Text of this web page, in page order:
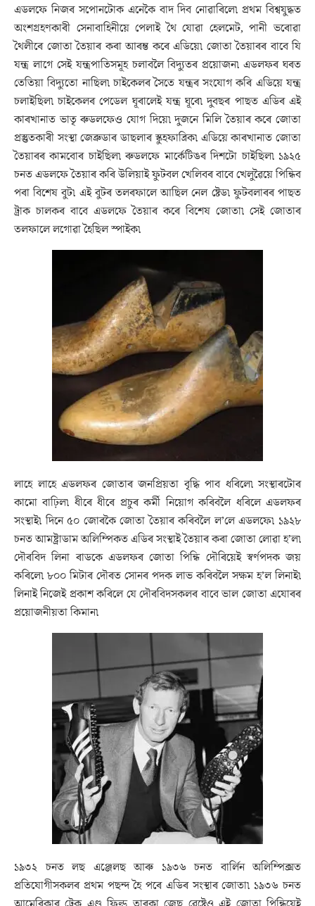
এডলফে নিজৰ সপোনটোক এনেকৈ বাদ দিব নোৱাৰিলে৷ প্রথম বিশ্বযুদ্ধত
অংশগ্ৰহণকাৰী সেনাবাহিনীয়ে পেলাই থৈ যোৱা হেলমেট, পানী ভৰোৱা
থৈলীৰে জোতা তৈয়াৰ কৰা আৰম্ভ কৰে এডিয়ে৷ জোতা তৈয়াৰৰ বাবে যি
যন্ত্ৰ লাগে সেই যন্ত্ৰপাতিসমূহ চলাবলৈ বিদ্যুতৰ প্ৰয়োজন৷ এডলফৰ ঘৰত
তেতিয়া বিদ্যুতো নাছিল৷ চাইকেলৰ সৈতে যন্ত্ৰৰ সংযোগ কৰি এডিয়ে যন্ত্ৰ
চলাইছিল৷ চাইকেলৰ পেডেল ঘূৰালেই যন্ত্ৰ ঘূৰে৷ দুবছৰ পাছত এডিৰ এই
কাৰখানাত ভাতৃ ৰুডলফেও যোগ দিয়ে৷ দুজনে মিলি তৈয়াৰ কৰে জোতা
প্ৰস্তুতকাৰী সংস্থা জেব্ৰুডাৰ ডাছলাৰ স্কুহফাব্ৰিক৷ এডিয়ে কাৰখানাত জোতা
তৈয়াৰৰ কামবোৰ চাইছিল৷ ৰুডলফে মাৰ্কেটিঙৰ দিশটো চাইছিল৷ ১৯২৫
চনত এডলফে তৈয়াৰ কৰি উলিয়াই ফুটবল খেলিবৰ বাবে খেলুৱৈয়ে পিন্ধিব
পৰা বিশেষ বুট৷ এই বুটৰ তলৰফালে আছিল নেল ষ্টেড৷ ফুটবলাৰৰ পাছত
ট্ৰাক চালকৰ বাবে এডলফে তৈয়াৰ কৰে বিশেষ জোতা৷ সেই জোতাৰ
তলফালে লগোৱা হৈছিল স্পাইক৷
লাহে লাহে এডলফৰ জোতাৰ জনপ্ৰিয়তা বৃদ্ধি পাব ধৰিলে৷ সংস্থাৰটোৰ
কামো বাঢ়িল৷ ধীৰে ধীৰে প্ৰচুৰ কৰ্মী নিয়োগ কৰিবলৈ ধৰিলে এডলফৰ
সংস্থাই৷ দিনে ৫০ জোৰকৈ জোতা তৈয়াৰ কৰিবলৈ ল’লে এডলফে৷ ১৯২৮
চনত আমষ্ট্ৰাডাম অলিম্পিকত এডিৰ সংস্থাই তৈয়াৰ কৰা জোতা লোৱা হ’ল৷
দৌৰবিদ লিনা ৰাডকে এডলফৰ জোতা পিন্ধি দৌৰিয়েই স্বৰ্ণপদক জয়
কৰিলে৷ ৮০০ মিটাৰ দৌৰত সোনৰ পদক লাভ কৰিবলৈ সক্ষম হ’ল লিনাই৷
লিনাই নিজেই প্ৰকাশ কৰিলে যে দৌৰবিদসকলৰ বাবে ভাল জোতা এযোৰৰ
প্ৰয়োজনীয়তা কিমান৷
১৯৩২ চনত লছ এঞ্জেলছ আৰু ১৯৩৬ চনত বাৰ্লিন অলিম্পিক্সত
প্ৰতিযোগীসকলৰ প্ৰথম পছন্দ হৈ পৰে এডিৰ সংস্থাৰ জোতা৷ ১৯৩৬ চনত